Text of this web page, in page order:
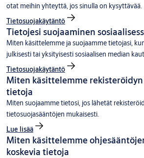
otat meihin yhteyttä, jos sinulla on kysyttävää.
Tietosuojakäytäntö
Tietojesi suojaaminen
Miten käsittelemme ja suojaamme tietojasi,
julkisesti tai yksityisesti sosiaalisen median
Tietosuojakäytäntö
Miten käsittelemme
tietoja
Miten suojaamme tietosi, jos lähetät
tietosuojasääntöjen mukaisesti.
Lue lisää
Miten käsittelemme
koskevia tietoja